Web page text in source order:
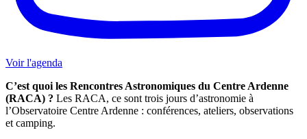
Voir l'agenda
C’est quoi les Rencontres Astronomiques du Centre Ardenne
(RACA) ? Les RACA, ce sont trois jours d’astronomie à
l’Observatoire Centre Ardenne : conférences, ateliers, observations
et camping.